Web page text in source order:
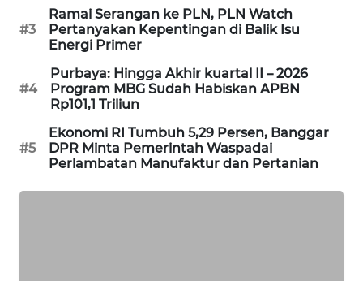
#3
Ramai Serangan ke PLN, PLN Watch
Pertanyakan Kepentingan di Balik Isu
Energi Primer
#4
Purbaya: Hingga Akhir kuartal II – 2026
Program MBG Sudah Habiskan APBN
Rp101,1 Triliun
#5
Ekonomi RI Tumbuh 5,29 Persen, Banggar
DPR Minta Pemerintah Waspadai
Perlambatan Manufaktur dan Pertanian
ID
PERAPKI
NEWS
SONYA
ASA
NEWS